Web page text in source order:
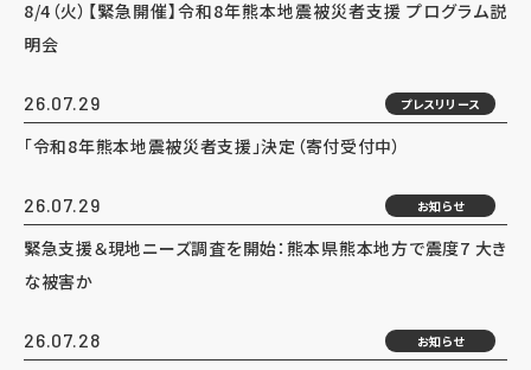
8/4（火）【緊急開催】令和8年熊本地震被災者支援 プログラム説
明会
26.07.29 プレスリリース
「令和8年熊本地震被災者支援」決定（寄付受付中）
26.07.29 お知らせ
緊急支援＆現地ニーズ調査を開始：熊本県熊本地方で震度7 大き
な被害か
26.07.28 お知らせ